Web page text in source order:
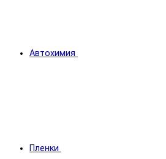
Автохимия
Пленки